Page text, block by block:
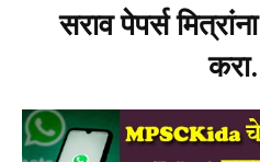
सराव पेपर्स